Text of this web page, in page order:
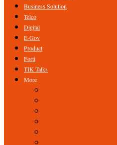
Business Solution
Telco
Digital
E-Gov
Product
Forti
TIK Talks
More